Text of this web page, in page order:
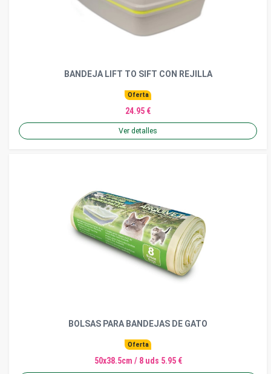
BANDEJA LIFT TO SIFT CON REJILLA
Oferta
24.95 €
Ver detalles
BOLSAS PARA BANDEJAS DE GATO
Oferta
50x38.5cm / 8 uds 5.95 €